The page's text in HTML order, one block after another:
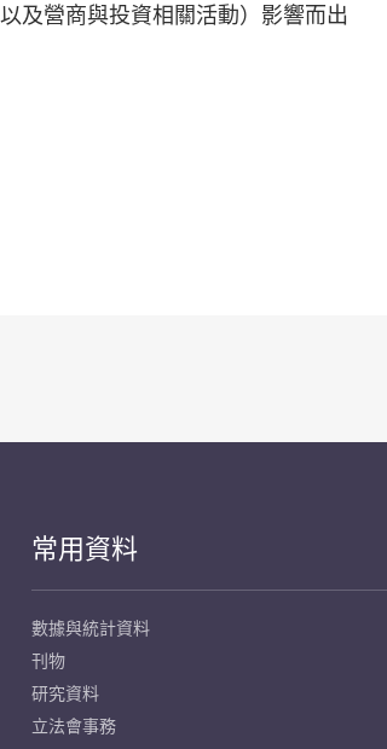
及營商與投資相關活動）影響而出
常用資料
數據與統計資料
刊物
研究資料
立法會事務